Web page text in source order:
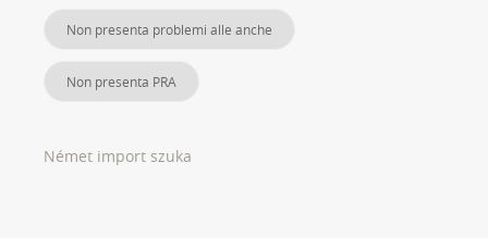
Non presenta problemi alle anche
Non presenta PRA
Német import szuka